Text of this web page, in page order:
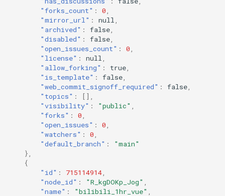
"forks_count" : 0
"mirror_url" : null
"archived" : false
"disabled" : false
"open_issues_count" : 0
"license" : null
"allow_forking" : true
"is_template" : false
"web_commit_signoff_required" : false
"topics" :
[],
"visibility" : "public"
"forks" : 0
"open_issues" : 0
"watchers" : 0
"default_branch" :
"main"
},
{
"id" : 715114914
"node_id" : "R_kgDOKp_Jog"
"name" : "bilibili_1hr_vue"